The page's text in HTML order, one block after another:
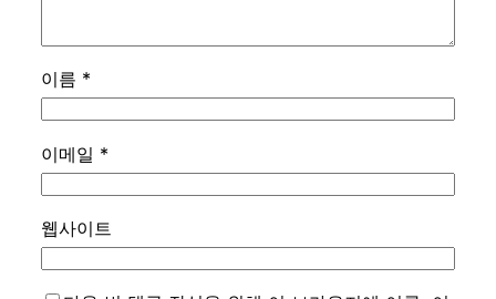
이름 *
이메일 *
웹사이트